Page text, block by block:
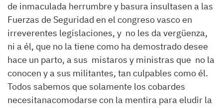
de inmaculada herrumbre y basura insultasen a las
Fuerzas de Seguridad en elcongresovascoen
irreverentes legislaciones, y no les da vergüenza,
ni a él, que no la tiene como ha demostrado desee
hace un parto, a sus mistaros y ministras que no la
conocen y a sus militantes, tan culpables comoél.
Todos sabemos que solamente los cobardes
necesitanacomodarse con la mentira para eludir la